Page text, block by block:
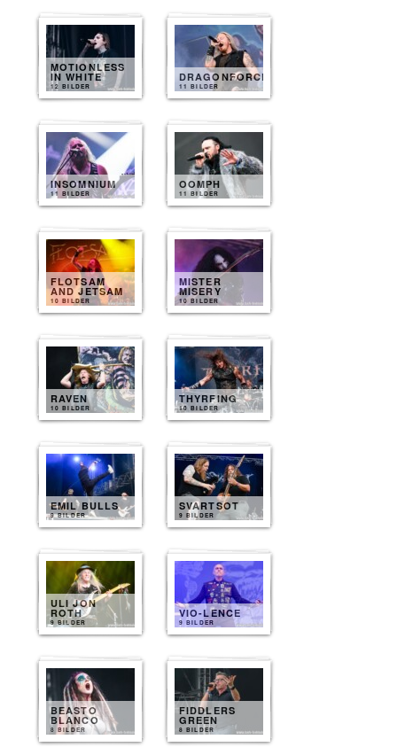
MOTIONLESS
IN WHITE
12 BILDER
DRAGONFORCE
11 BILDER
INSOMNIUM
11 BILDER
OOMPH
11 BILDER
FLOTSAM
AND JETSAM
10 BILDER
MISTER
MISERY
10 BILDER
RAVEN
10 BILDER
THYRFING
10 BILDER
EMIL BULLS
9 BILDER
SVARTSOT
9 BILDER
ULI JON
ROTH
9 BILDER
VIO-LENCE
9 BILDER
BEASTO
BLANCO
8 BILDER
FIDDLERS
GREEN
8 BILDER